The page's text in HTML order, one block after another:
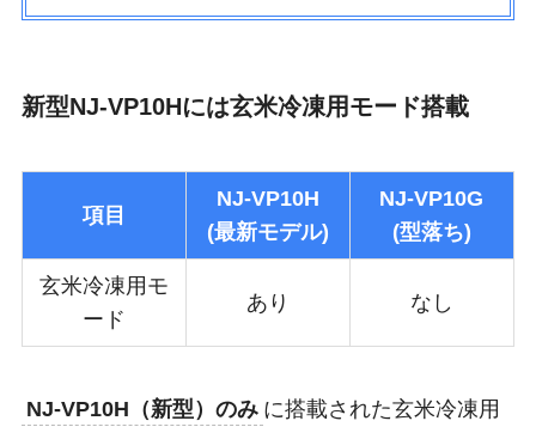
新型NJ-VP10Hには玄米冷凍用モード搭載
項目
NJ-VP10H
(最新モデル)
NJ-VP10G
(型落ち)
玄米冷凍用モ
ード
あり なし
NJ-VP10H（新型）のみ に搭載された玄米冷凍用